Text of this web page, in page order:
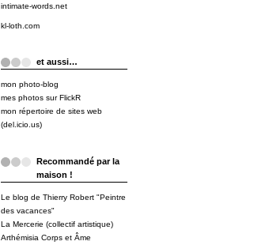
intimate-words.net
kl-loth.com
et aussi…
mon photo-blog
mes photos sur FlickR
mon répertoire de sites web
(del.icio.us)
Recommandé par la
maison !
Le blog de Thierry Robert "Peintre
des vacances"
La Mercerie (collectif artistique)
Arthémisia Corps et Âme